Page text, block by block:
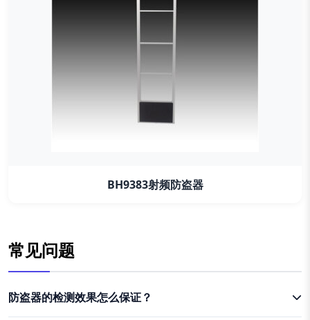
BH9383射频防盗器
常见问题
防盗器的检测效果怎么保证？